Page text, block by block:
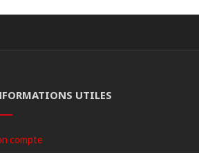
UTILES
compte